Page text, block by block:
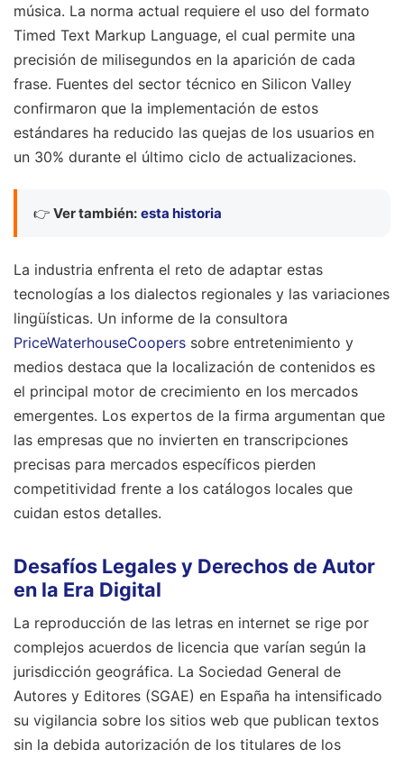
música. La norma actual requiere el uso del formato
Timed Text Markup Language, el cual permite una
precisión de milisegundos en la aparición de cada
frase. Fuentes del sector técnico en Silicon Valley
confirmaron que la implementación de estos
estándares ha reducido las quejas de los usuarios en
un 30% durante el último ciclo de actualizaciones.
👉 Ver también: esta historia
La industria enfrenta el reto de adaptar estas
tecnologías a los dialectos regionales y las variaciones
lingüísticas. Un informe de la consultora
PriceWaterhouseCoopers sobre entretenimiento y
medios destaca que la localización de contenidos es
el principal motor de crecimiento en los mercados
emergentes. Los expertos de la firma argumentan que
las empresas que no invierten en transcripciones
precisas para mercados específicos pierden
competitividad frente a los catálogos locales que
cuidan estos detalles.
Desafíos Legales y Derechos de Autor
en la Era Digital
La reproducción de las letras en internet se rige por
complejos acuerdos de licencia que varían según la
jurisdicción geográfica. La Sociedad General de
Autores y Editores (SGAE) en España ha intensificado
su vigilancia sobre los sitios web que publican textos
sin la debida autorización de los titulares de los